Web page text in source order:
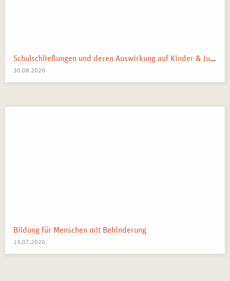
Schulschließungen und deren Auswirkung auf Kinder & Jugendliche: Was bewirken sie tatsächlich?
30.08.2020
Bildung für Menschen mit Behinderung
15.07.2020